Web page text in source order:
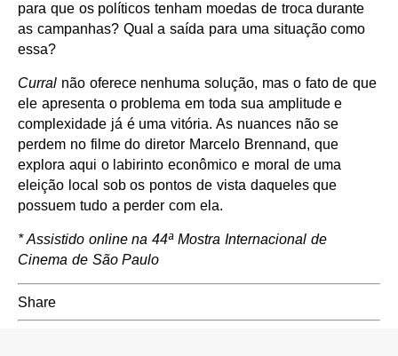
para que os políticos tenham moedas de troca durante
as campanhas? Qual a saída para uma situação como
essa?
Curral não oferece nenhuma solução, mas o fato de que
ele apresenta o problema em toda sua amplitude e
complexidade já é uma vitória. As nuances não se
perdem no filme do diretor Marcelo Brennand, que
explora aqui o labirinto econômico e moral de uma
eleição local sob os pontos de vista daqueles que
possuem tudo a perder com ela.
* Assistido online na 44ª Mostra Internacional de
Cinema de São Paulo
Share